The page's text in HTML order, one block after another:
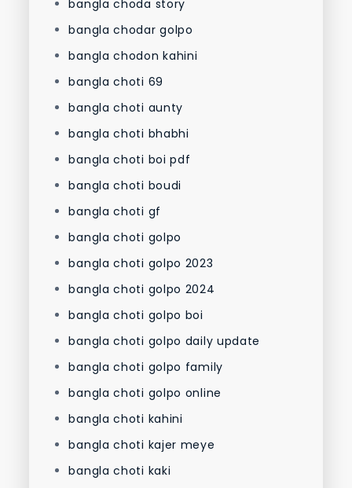
bangla choda story
bangla chodar golpo
bangla chodon kahini
bangla choti 69
bangla choti aunty
bangla choti bhabhi
bangla choti boi pdf
bangla choti boudi
bangla choti gf
bangla choti golpo
bangla choti golpo 2023
bangla choti golpo 2024
bangla choti golpo boi
bangla choti golpo daily update
bangla choti golpo family
bangla choti golpo online
bangla choti kahini
bangla choti kajer meye
bangla choti kaki